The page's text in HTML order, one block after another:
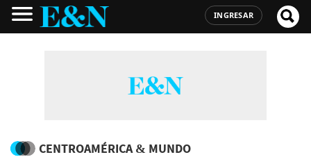
INGRESAR
CENTROAMÉRICA & MUNDO